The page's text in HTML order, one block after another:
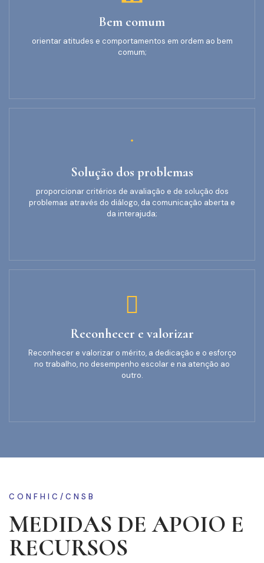
Bem comum
orientar atitudes e comportamentos em ordem ao bem
comum;
Solução dos problemas
proporcionar critérios de avaliação e de solução dos
problemas através do diálogo, da comunicação aberta e
da interajuda;
Reconhecer e valorizar
Reconhecer e valorizar o mérito, a dedicação e o esforço
no trabalho, no desempenho escolar e na atenção ao
outro.
CONFHIC/CNSB
MEDIDAS DE APOIO E
RECURSOS